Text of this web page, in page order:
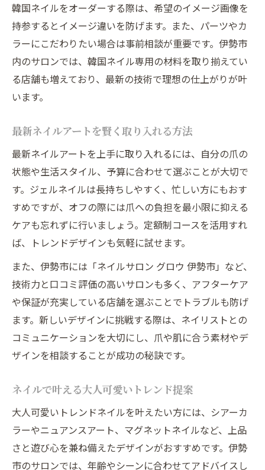
韓国ネイルをオーダーする際は、希望のイメージ画像を
持参するとイメージ違いを防げます。また、パーツやカ
ラーにこだわりたい場合は事前相談が重要です。伊勢市
内のサロンでは、韓国ネイル専用の材料を取り揃えてい
る店舗も増えており、最新の技術で理想の仕上がりが叶
います。
最新ネイルアートを賢く取り入れる方法
最新ネイルアートを上手に取り入れるには、自分の爪の
状態や生活スタイル、予算に合わせて選ぶことが大切で
す。ジェルネイルは長持ちしやすく、忙しい方にもおす
すめですが、オフの際には爪への負担を最小限に抑える
ケアも忘れずに行いましょう。定額制コースを活用すれ
ば、トレンドデザインも気軽に試せます。
また、伊勢市には「ネイルサロン グロウ 伊勢市」など、
技術力と口コミ評価の高いサロンも多く、アフターケア
や保証が充実している店舗を選ぶことでトラブルも防げ
ます。新しいデザインに挑戦する際は、ネイリストとの
コミュニケーションを大切にし、爪や肌に合う素材やデ
ザインを相談することが成功の秘訣です。
ネイルで叶える大人可愛いトレンド提案
大人可愛いトレンドネイルを叶えたい方には、シアーカ
ラーやニュアンスアート、マグネットネイルなど、上品
さと遊び心を兼ね備えたデザインがおすすめです。伊勢
市のサロンでは、年齢やシーンに合わせてアドバイスし